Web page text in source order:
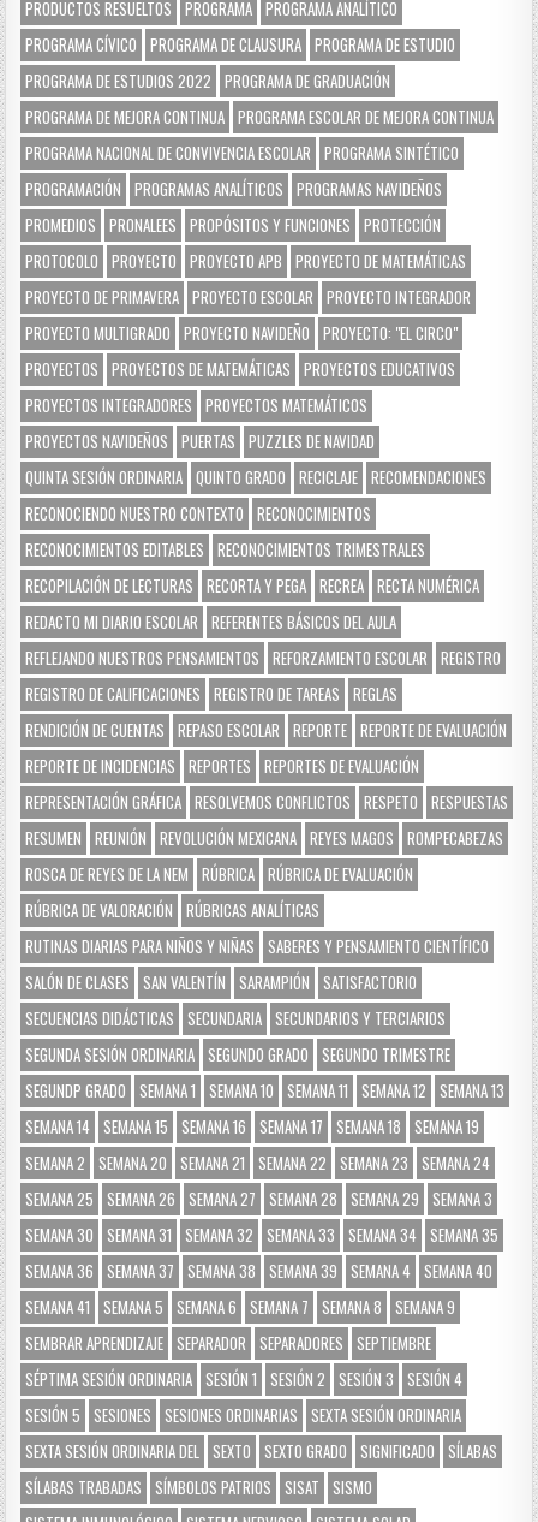
PRODUCTOS RESUELTOS PROGRAMA PROGRAMA ANALÍTICO
PROGRAMA CÍVICO
PROGRAMA DE CLAUSURA PROGRAMA DE ESTUDIO
PROGRAMA DE ESTUDIOS 2022
PROGRAMA DE GRADUACIÓN
PROGRAMA DE MEJORA CONTINUA PROGRAMA ESCOLAR DE MEJORA CONTINUA
PROGRAMA NACIONAL DE CONVIVENCIA ESCOLAR
PROGRAMA SINTÉTICO
PROGRAMACIÓN
PROGRAMAS ANALÍTICOS
PROGRAMAS NAVIDEÑOS
PROMEDIOS
PRONALEES PROPÓSITOS Y FUNCIONES
PROTECCIÓN
PROTOCOLO
PROYECTO PROYECTO APB
PROYECTO DE MATEMÁTICAS
PROYECTO DE PRIMAVERA PROYECTO ESCOLAR
PROYECTO INTEGRADOR
PROYECTO MULTIGRADO
PROYECTO NAVIDEÑO
PROYECTO: "EL CIRCO"
PROYECTOS
PROYECTOS DE MATEMÁTICAS
PROYECTOS EDUCATIVOS
PROYECTOS INTEGRADORES
PROYECTOS MATEMÁTICOS
PROYECTOS NAVIDEÑOS
PUERTAS
PUZZLES DE NAVIDAD
QUINTA SESIÓN ORDINARIA QUINTO GRADO RECICLAJE RECOMENDACIONES
RECONOCIENDO NUESTRO CONTEXTO
RECONOCIMIENTOS
RECONOCIMIENTOS EDITABLES
RECONOCIMIENTOS TRIMESTRALES
RECOPILACIÓN DE LECTURAS
RECORTA Y PEGA RECREA RECTA NUMÉRICA
REDACTO MI DIARIO ESCOLAR
REFERENTES BÁSICOS DEL AULA
REFLEJANDO NUESTROS PENSAMIENTOS
REFORZAMIENTO ESCOLAR
REGISTRO
REGISTRO DE CALIFICACIONES
REGISTRO DE TAREAS
REGLAS
RENDICIÓN DE CUENTAS
REPASO ESCOLAR REPORTE REPORTE DE EVALUACIÓN
REPORTE DE INCIDENCIAS
REPORTES
REPORTES DE EVALUACIÓN
REPRESENTACIÓN GRÁFICA RESOLVEMOS CONFLICTOS RESPETO
RESPUESTAS
RESUMEN
REUNIÓN REVOLUCIÓN MEXICANA REYES MAGOS
ROMPECABEZAS
ROSCA DE REYES DE LA NEM
RÚBRICA RÚBRICA DE EVALUACIÓN
RÚBRICA DE VALORACIÓN
RÚBRICAS ANALÍTICAS
RUTINAS DIARIAS PARA NIÑOS Y NIÑAS
SABERES Y PENSAMIENTO CIENTÍFICO
SALÓN DE CLASES
SAN VALENTÍN SARAMPIÓN
SATISFACTORIO
SECUENCIAS DIDÁCTICAS
SECUNDARIA SECUNDARIOS Y TERCIARIOS
SEGUNDA SESIÓN ORDINARIA SEGUNDO GRADO
SEGUNDO TRIMESTRE
SEGUNDP GRADO
SEMANA 1 SEMANA 10 SEMANA 11 SEMANA 12
SEMANA 13
SEMANA 14
SEMANA 15 SEMANA 16 SEMANA 17 SEMANA 18
SEMANA 19
SEMANA 2
SEMANA 20 SEMANA 21 SEMANA 22 SEMANA 23
SEMANA 24
SEMANA 25
SEMANA 26 SEMANA 27 SEMANA 28 SEMANA 29
SEMANA 3
SEMANA 30
SEMANA 31 SEMANA 32 SEMANA 33 SEMANA 34
SEMANA 35
SEMANA 36
SEMANA 37 SEMANA 38 SEMANA 39 SEMANA 4
SEMANA 40
SEMANA 41
SEMANA 5 SEMANA 6 SEMANA 7 SEMANA 8
SEMANA 9
SEMBRAR APRENDIZAJE SEPARADOR SEPARADORES
SEPTIEMBRE
SÉPTIMA SESIÓN ORDINARIA SESIÓN 1 SESIÓN 2 SESIÓN 3
SESIÓN 4
SESIÓN 5
SESIONES SESIONES ORDINARIAS
SEXTA SESIÓN ORDINARIA
SEXTA SESIÓN ORDINARIA DEL SEXTO SEXTO GRADO SIGNIFICADO
SÍLABAS
SÍLABAS TRABADAS
SÍMBOLOS PATRIOS SISAT
SISMO